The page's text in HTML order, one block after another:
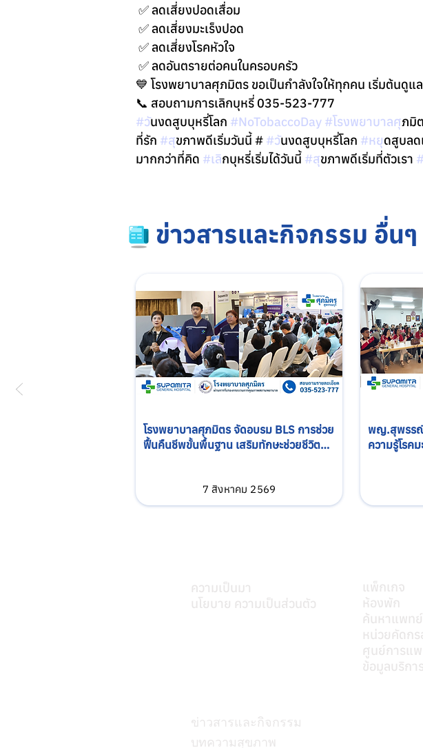
✅ ลดเสี่ยงปอดเสื่อม
✅ ลดเสี่ยงมะเร็งปอด
✅ ลดเสี่ยงโรคหัวใจ
✅ ลดอันตรายต่อคนในครอบครัว
💙 โรงพยาบาลศุภมิตร ขอเป็นกำลังใจให้ทุกคน เริ่มต้น
📞 สอบถามการเลิกบุหรี่ 035-523-777
#วันงดสูบบุหรี่โลก #NoTobaccoDay #โรงพยาบาลศภมิ
ที่รัก #สุขภาพดีเริ่มวันนี้ # #วันงดสูบบุหรี่โลก #หยดสูบลด
มากกว่าที่คิด #เลิกบุหรี่เริ่มได้วันนี้ #สุขภาพดีเริ่มที่ตัวเรา
ข่าวสารและกิจกรรม อื่นๆ
โรงพยาบาลศุภมิตร จัดอบรม BLS การช่วย
ฟื้นคืนชีพขั้นพื้นฐาน เสริมทักษะช่วยชีวิต
7 สิงหาคม 2569
พญ.สุพรรณิ
ความรู้โรค
ความเป็นมา
นโยบาย ความเป็นส่วนตัว
แพ็กเกจ
ห้องพัก
ค้นหาแพทย์
หน่วยคัดกร
ศูนย์การแ
ข้อมูลบริกา
ข่าวสารและกิจกรรม
บทความสุขภาพ